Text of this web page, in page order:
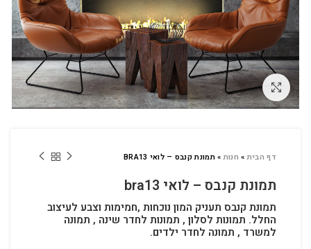
לחץ להגדלה
דף הבית» חנות»תמונת קנבס – לואי BRA13
תמונת קנבס – לואי bra13
תמונת קנבס תעניק המון נוכחות ,חמימות וצבע לעיצוב
החלל. תמונות לסלון , תמונות לחדר שינה , תמונה
למשרד , תמונה לחדר ילדים.